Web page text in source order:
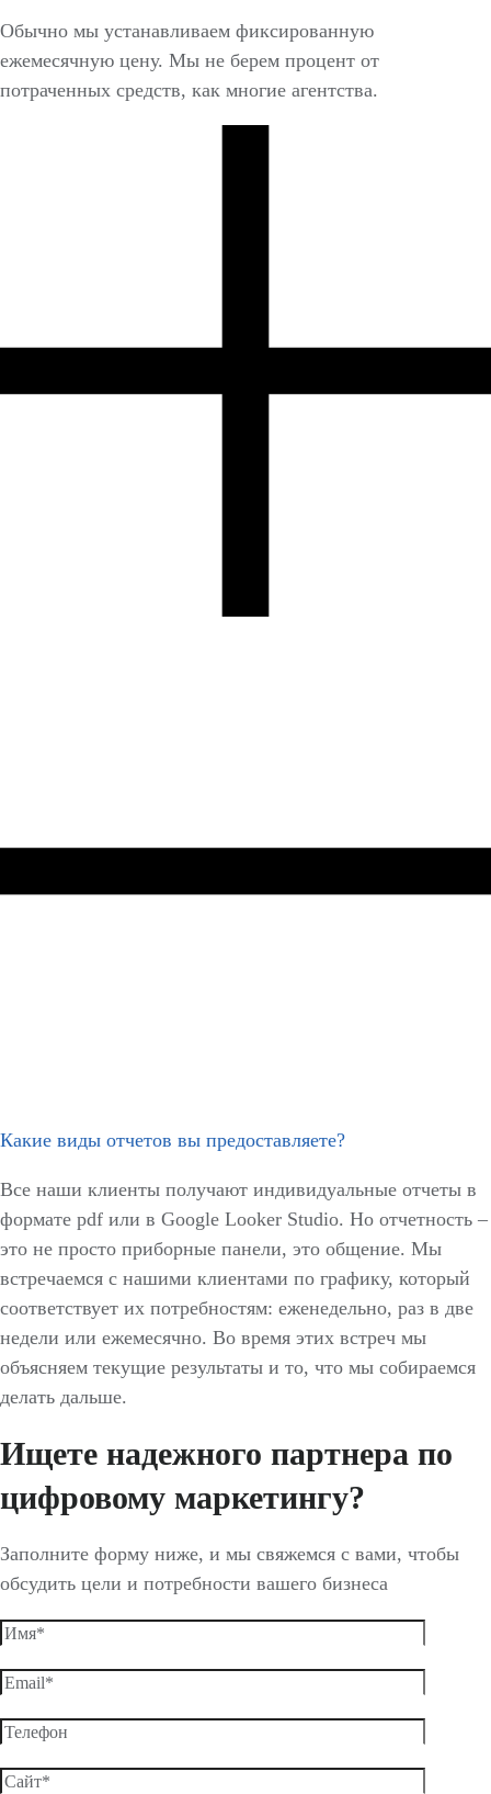
Обычно мы устанавливаем фиксированную
ежемесячную цену. Мы не берем процент от
потраченных средств, как многие агентства.
Какие виды отчетов вы предоставляете?
Все наши клиенты получают индивидуальные отчеты в
формате pdf или в Google Looker Studio. Но отчетность –
это не просто приборные панели, это общение. Мы
встречаемся с нашими клиентами по графику, который
соответствует их потребностям: еженедельно, раз в две
недели или ежемесячно. Во время этих встреч мы
объясняем текущие результаты и то, что мы собираемся
делать дальше.
Ищете надежного партнера по
цифровому маркетингу?
Заполните форму ниже, и мы свяжемся с вами, чтобы
обсудить цели и потребности вашего бизнеса